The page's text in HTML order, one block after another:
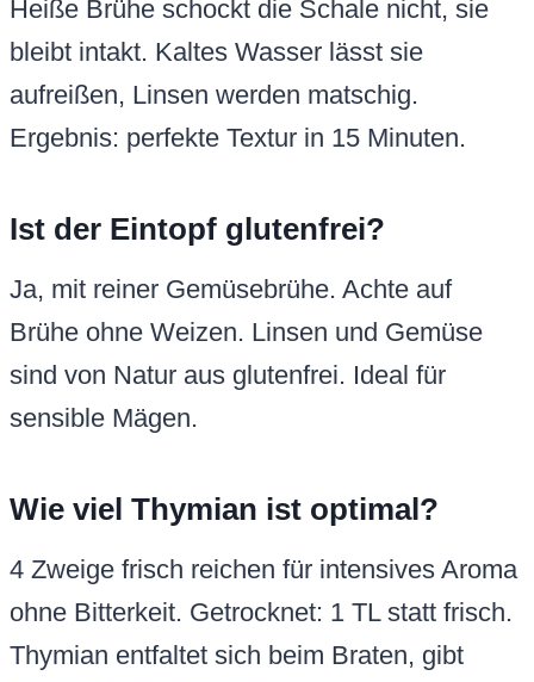
Heiße Brühe schockt die Schale nicht, sie
bleibt intakt. Kaltes Wasser lässt sie
aufreißen, Linsen werden matschig.
Ergebnis: perfekte Textur in 15 Minuten.
Ist der Eintopf glutenfrei?
Ja, mit reiner Gemüsebrühe. Achte auf
Brühe ohne Weizen. Linsen und Gemüse
sind von Natur aus glutenfrei. Ideal für
sensible Mägen.
Wie viel Thymian ist optimal?
4 Zweige frisch reichen für intensives Aroma
ohne Bitterkeit. Getrocknet: 1 TL statt frisch.
Thymian entfaltet sich beim Braten, gibt